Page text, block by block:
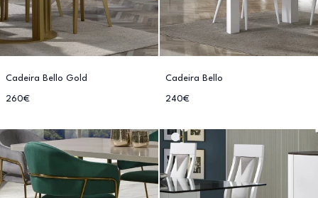
Cadeira Bello Gold
260€
Cadeira Bello
240€